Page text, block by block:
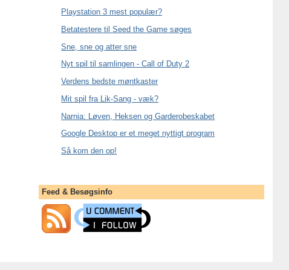
Playstation 3 mest populær?
Betatestere til Seed the Game søges
Sne, sne og atter sne
Nyt spil til samlingen - Call of Duty 2
Verdens bedste møntkaster
Mit spil fra Lik-Sang - væk?
Narnia: Løven, Heksen og Garderobeskabet
Google Desktop er et meget nyttigt program
Så kom den op!
Feed & Besøgsinfo